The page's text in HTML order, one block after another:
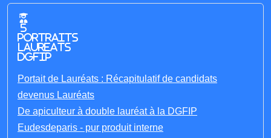
5
portraits
laureats
DGFIP
Portait de Lauréats : Récapitulatif de candidats
devenus Lauréats
De apiculteur à double lauréat à la DGFIP
Eudesdeparis - pur produit interne